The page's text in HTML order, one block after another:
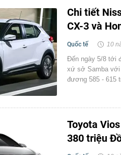
Chi tiết
CX-3 và
Quốc tế 10
Đến ngày 5/8 tới
xứ sở Samba với
đương 585 - 615
Toyota
380 triệu